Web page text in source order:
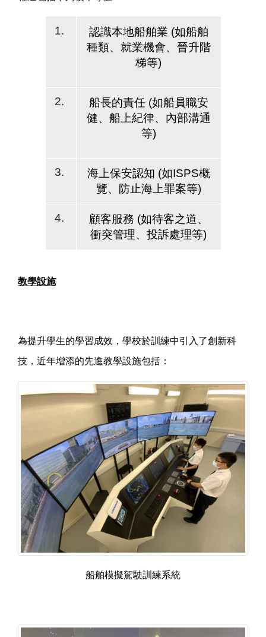
1.
認識本地船舶業 (如船舶
種類、就業機會、晉升階
梯等)
2.
船長的責任 (如船員職安
健、船上紀律、內部溝通
等)
3.
海上保安認知 (如ISPS概
覽、防止海上罪案等)
4.
顧客服務 (如待客之道、
衝突管理、投訴處理等)
教學設施
為提升學生的學習成效，學校於訓練中引入了創新科
技，近年增添的先進教學設施包括：
船舶模擬駕駛訓練系統